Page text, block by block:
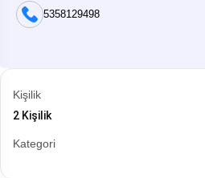
5358129498
Kişilik
2 Kişilik
Kategori